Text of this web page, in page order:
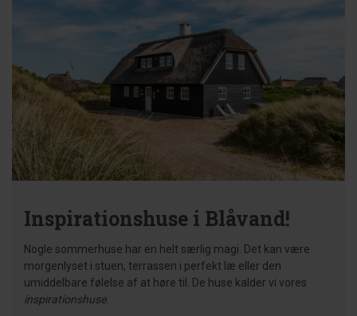
Inspirationshuse i Blåvand!
Nogle sommerhuse har en helt særlig magi. Det kan være
morgenlyset i stuen, terrassen i perfekt læ eller den
umiddelbare følelse af at høre til. De huse kalder vi vores
inspirationshuse.